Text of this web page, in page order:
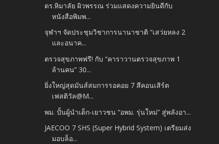
ดร.หิมาลัย ผิวพรรณ ร่วมแสดงความยินดีกับ
หนังสือพิมพ...
จุฬาฯ จัดประชุมวิชาการนานาชาติ “เสว่ยหลง 2
และอนาค...
ตรวจสุขภาพฟรี! กับ “คาราวานตรวจสุขภาพ 1
ล้านคน” 30...
ยิ่งใหญ่สุดมันส์สมการรอคอย 7 สีคอนเสิร์ต
เฟสติวัล@M...
พม. ปั้นผู้นำเด็ก-เยาวชน “อพม. รุ่นใหม่” สู่พลังอา...
JAECOO 7 SHS (Super Hybrid System) เตรียมส่ง
มอบล็อ...